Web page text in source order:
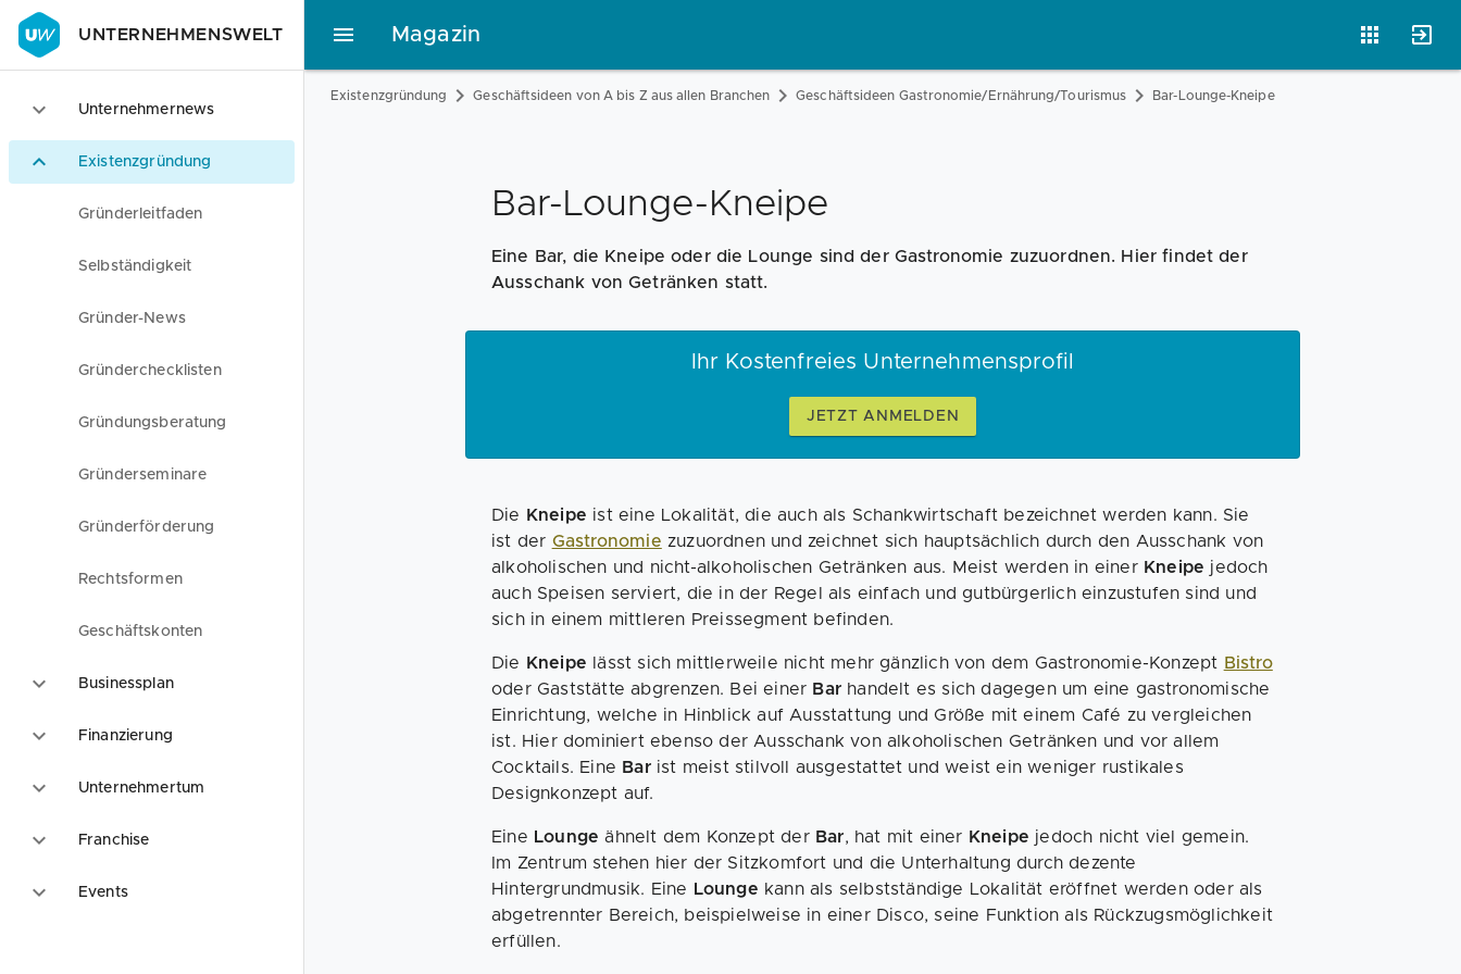
UNTERNEHMENSWELT
Unternehmernews
Existenzgründung
Gründerleitfaden
Selbständigkeit
Gründer-News
Gründerchecklisten
Gründungsberatung
Gründerseminare
Gründerförderung
Rechtsformen
Geschäftskonten
Businessplan
Finanzierung
Unternehmertum
Franchise
Events
Magazin
Existenzgründung Geschäftsideen von A bis Z aus allen Branchen Geschäftsideen Gastronomie/Ernährung/Tourismus Bar-Lounge-Kneipe
Bar-Lounge-Kneipe
Eine Bar, die Kneipe oder die Lounge sind der Gastronomie zuzuordnen. Hier findet der
Ausschank von Getränken statt.
Ihr Kostenfreies Unternehmensprofil
JETZT ANMELDEN
Die Kneipe ist eine Lokalität, die auch als Schankwirtschaft bezeichnet werden kann. Sie
ist der Gastronomie zuzuordnen und zeichnet sich hauptsächlich durch den Ausschank von
alkoholischen und nicht-alkoholischen Getränken aus. Meist werden in einer Kneipe jedoch
auch Speisen serviert, die in der Regel als einfach und gutbürgerlich einzustufen sind und
sich in einem mittleren Preissegment befinden.
Die Kneipe lässt sich mittlerweile nicht mehr gänzlich von dem Gastronomie-Konzept Bistro
oder Gaststätte abgrenzen. Bei einer Bar handelt es sich dagegen um eine gastronomische
Einrichtung, welche in Hinblick auf Ausstattung und Größe mit einem Café zu vergleichen
ist. Hier dominiert ebenso der Ausschank von alkoholischen Getränken und vor allem
Cocktails. Eine Bar ist meist stilvoll ausgestattet und weist ein weniger rustikales
Designkonzept auf.
Eine Loungeähnelt dem Konzept der Bar, hat mit einer Kneipe jedoch nicht viel gemein.
Im Zentrum stehen hier der Sitzkomfort und die Unterhaltung durch dezente
Hintergrundmusik. Eine
Lounge kann als selbstständige Lokalität eröffnet werden oder als
abgetrennter Bereich, beispielweise in einer Disco, seine Funktion als Rückzugsmöglichkeit
erfüllen.